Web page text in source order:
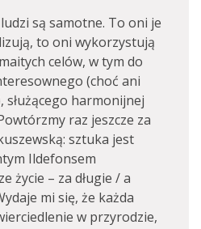
są samotne. To oni je
to oni wykorzystują
celów, w tym do
(choć ani
służącego harmonijnej
raz jeszcze za
sztuka jest
Ildefonsem
życie – za długie / a
mi się, że każda
w przyrodzie,